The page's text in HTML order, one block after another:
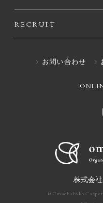
RECRUIT
お問い合わせ
株式会
© Omochabako